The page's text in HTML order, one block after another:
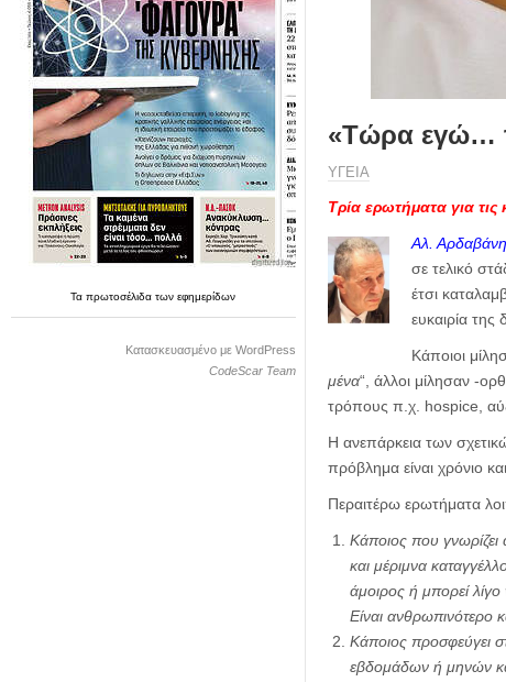
Ταπρωτοσέλιδατωνεφημερίδων
Κατασκευασμένο με WordPress
CodeScar Team
«Τώρα εγώ…
ΥΓΕΙΑ
Τρία ερωτήματα για
Αλ.
σε τελικό
έτσι
ευκαιρία της
Κάποιοι
μένα“, άλλοι μίλησαν -
τρόπους π.χ. hospice,
Η ανεπάρκεια των
πρόβλημα είναι χρόνιο
Περαιτέρω ερωτήματα
Κάποιος που γνωρίζει
και μέριμνα
άμοιρος ή μπορεί
Είναι ανθρωπινότερο
Κάποιος προσφεύγει
εβδομάδων ή μηνών και